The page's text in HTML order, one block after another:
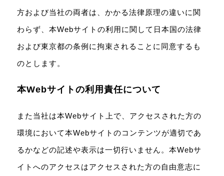
方および当社の両者は、かかる法律原理の違いに関
わらず、本Webサイトの利用に関して日本国の法律
および東京都の条例に拘束されることに同意するも
のとします。
本Webサイトの利用責任について
また当社は本Webサイト上で、アクセスされた方の
環境において本Webサイトのコンテンツが適切であ
るかなどの記述や表示は一切行いません。本Webサ
イトへのアクセスはアクセスされた方の自由意志に